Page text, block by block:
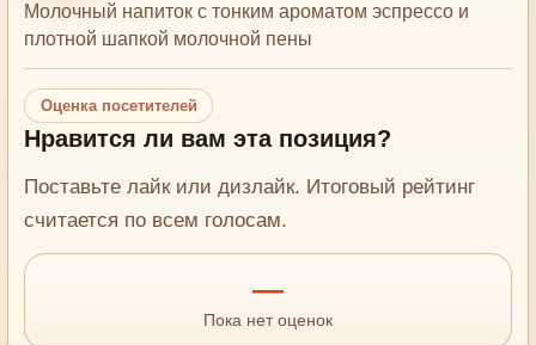
Молочный напиток с тонким ароматом эспрессо и
плотной шапкой молочной пены
Оценка посетителей
Нравится ли вам эта позиция?
Поставьте лайк или дизлайк. Итоговый рейтинг
считается по всем голосам.
—
Пока нет оценок